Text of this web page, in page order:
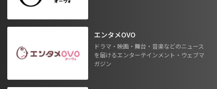
エンタメOVO
ドラマ・映画・舞台・音楽などのニュース
を届けるエンターテインメント・ウェブマ
ガジン